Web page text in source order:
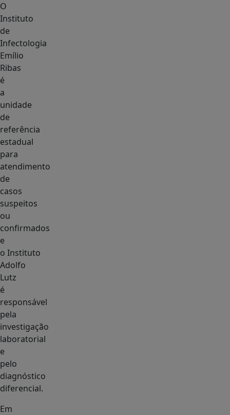
O
Instituto
de
Infectologia
Emílio
Ribas
é
a
unidade
de
referência
estadual
para
atendimento
de
casos
suspeitos
ou
confirmados
e
o Instituto
Adolfo
Lutz
é
responsável
pela
investigação
laboratorial
e
pelo
diagnóstico
diferencial.
Em